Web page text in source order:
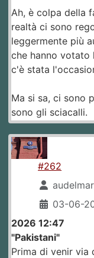
Ah, è colpa della
realtà ci sono
leggermente più
che hanno votato
c'è stata
Ma si sa, ci sono
sono gli sciacalli.
#262
audelmar
03-06-
2026 12:47
"Pakistani"
Prima di venir via